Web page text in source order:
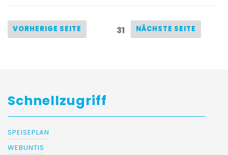
VORHERIGE SEITE 31 NÄCHSTE SEITE
Schnellzugriff
SPEISEPLAN
WEBUNTIS